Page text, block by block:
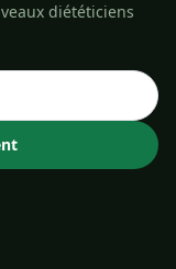
diététiciens